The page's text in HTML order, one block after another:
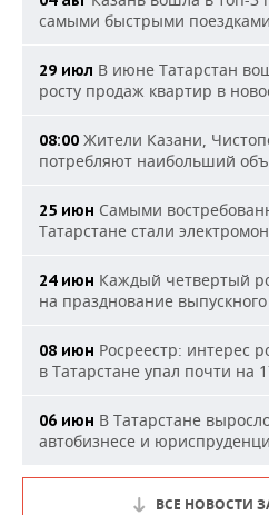
самыми быстрыми
29 июл В июне Татарстан
росту продаж квартир в
08:00 Жители Казани,
потребляют наибольший
25 июн Самыми
Татарстане стали
24 июн Каждый четвертый
на празднование
08 июн Росреестр: интерес
в Татарстане упал почти на
06 июн В Татарстане
автобизнесе и
ВСЕ НОВОСТИ